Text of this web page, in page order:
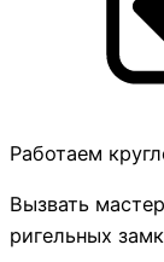
Работаем
Вызвать
ригельных